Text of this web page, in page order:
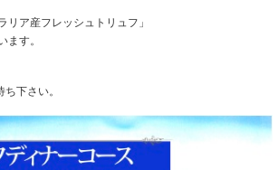
ア産フレッシュトリュフ」
ます。
下さい。